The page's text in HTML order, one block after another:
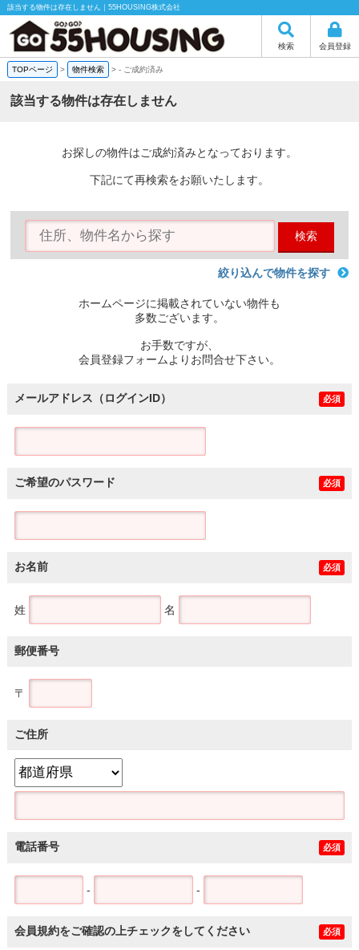
該当する物件は存在しません｜55HOUSING株式会社
検索 会員登録
TOPページ > 物件検索 >- ご成約済み
該当する物件は存在しません
お探しの物件はご成約済みとなっております。
下記にて再検索をお願いたします。
検索
絞り込んで物件を探す
ホームページに掲載されていない物件も
多数ございます。
お手数ですが、
会員登録フォームよりお問合せ下さい。
メールアドレス（ログインID） 必須
ご希望のパスワード 必須
お名前 必須
姓 名
郵便番号
〒
ご住所
電話番号 必須
- -
会員規約をご確認の上チェックをしてください 必須